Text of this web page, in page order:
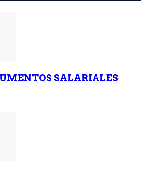
SALARIALES